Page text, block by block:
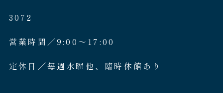
3072
営業時間／9:00〜17:00
定休日／毎週水曜他、臨時休館あり